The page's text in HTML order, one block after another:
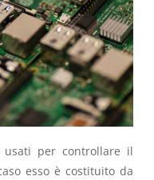
per controllare il
esso è costituito da